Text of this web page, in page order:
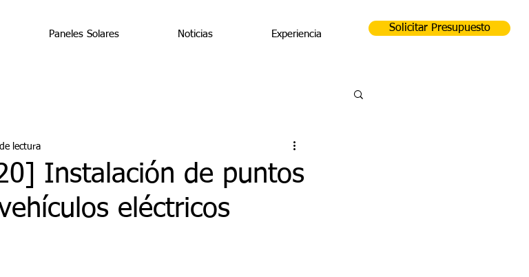
Paneles Solares Noticias Experiencia
Solicitar Presupuesto
Instalación de puntos
eléctricos
lectura